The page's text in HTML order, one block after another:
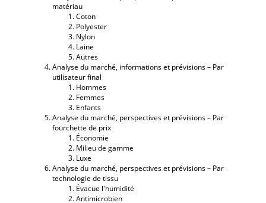
matériau
Coton
Polyester
Nylon
Laine
Autres
Analyse du marché, informations et prévisions – Par
utilisateur final
Hommes
Femmes
Enfants
Analyse du marché, perspectives et prévisions – Par
fourchette de prix
Économie
Milieu de gamme
Luxe
Analyse du marché, perspectives et prévisions – Par
technologie de tissu
Évacue l'humidité
Antimicrobien